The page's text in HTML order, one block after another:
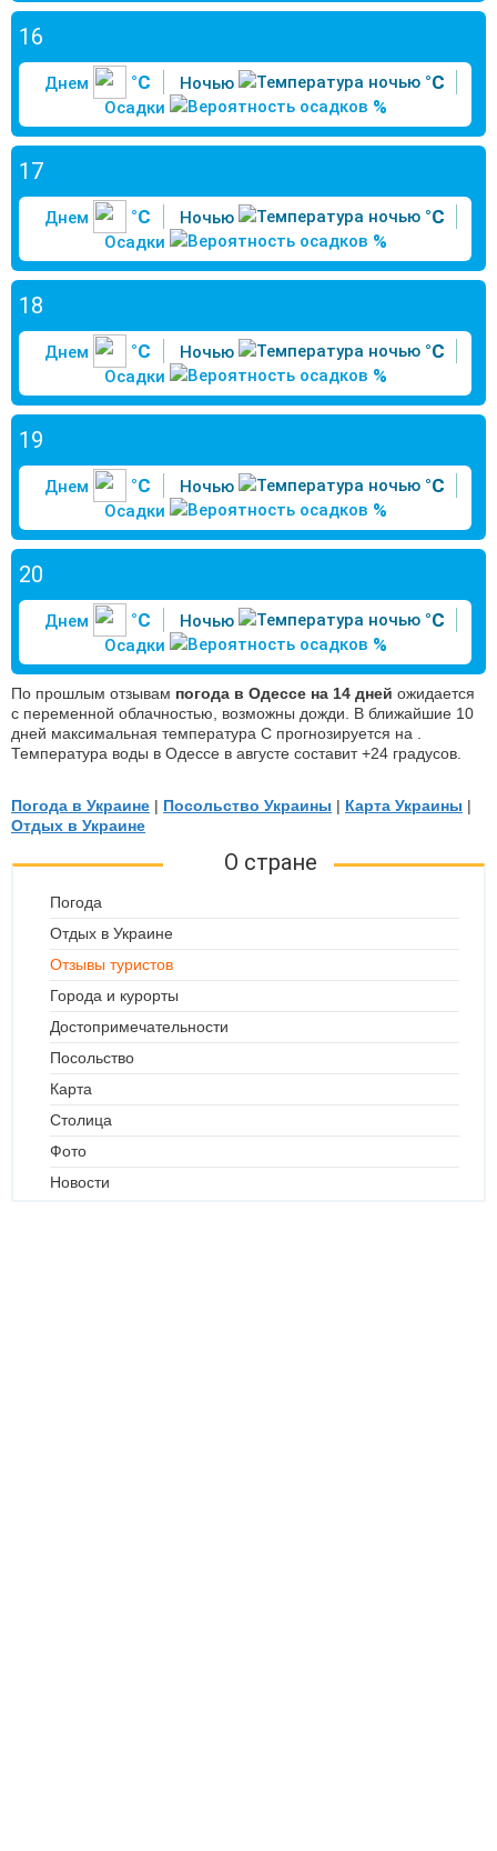
16
Днем °C Ночью °C
Осадки %
17
Днем °C Ночью °C
Осадки %
18
Днем °C Ночью °C
Осадки %
19
Днем °C Ночью °C
Осадки %
20
Днем °C Ночью °C
Осадки %
По прошлым отзывам погода в Одессе на 14 дней ожидается
c переменной облачностью, возможны дожди. В ближайшие 10
дней максимальная температура С прогнозируется на .
Температура воды в Одессе в августе составит +24 градусов.
Погода в Украине | Посольство Украины | Карта Украины |
Отдых в Украине
О стране
Погода
Отдых в Украине
Отзывы туристов
Города и курорты
Достопримечательности
Посольство
Карта
Столица
Фото
Новости